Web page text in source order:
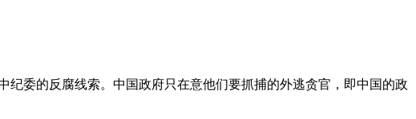
委的反腐线索。中国政府只在意他们要抓捕的外逃贪官，即中国的政